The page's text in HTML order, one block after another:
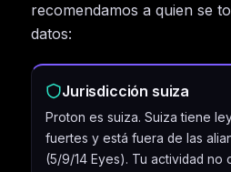
recomendamos a quien se
datos:
Jurisdicción suiza
Proton es suiza. Suiza tiene
fuertes y está fuera de las
(5/9/14 Eyes). Tu actividad no